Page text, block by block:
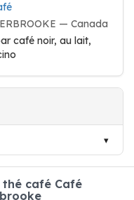
— Canada
café noir, au lait,
thé café Café